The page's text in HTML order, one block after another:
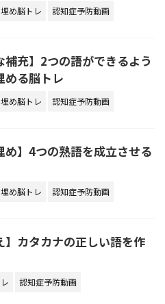
め脳トレ 認知症予防動画
補充】2つの語ができるよう
める脳トレ
め脳トレ 認知症予防動画
め】4つの熟語を成立させる
め脳トレ 認知症予防動画
】カタカナの正しい語を作
認知症予防動画